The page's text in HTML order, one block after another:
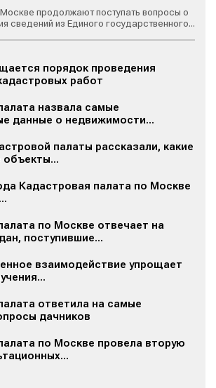
продолжают поступать вопросы о
сведений из Единого государственного...
порядок проведения
работ
назвала самые
данные о недвижимости...
палаты рассказали, какие
объекты...
Кадастровая палата по Москве
по Москве отвечает на
поступившие...
взаимодействие упрощает
ответила на самые
дачников
по Москве провела вторую